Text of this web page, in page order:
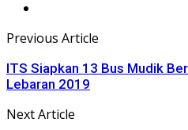
Previous Article
ITS Siapkan 13 Bus Mudik
Lebaran 2019
Next Article